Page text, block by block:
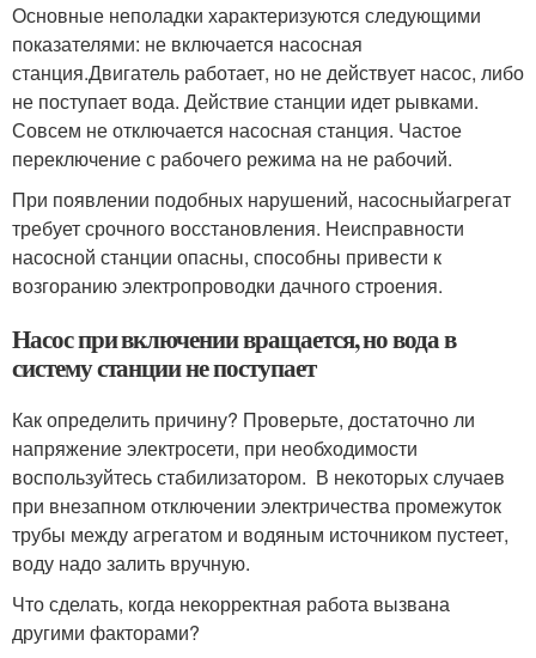
Основные неполадки характеризуются следующими
показателями: не включается насосная
станция.Двигатель работает, но не действует насос, либо
не поступает вода. Действие станции идет рывками.
Совсем не отключается насосная станция. Частое
переключение с рабочего режима на не рабочий.
При появлении подобных нарушений, насосныйагрегат
требует срочного восстановления. Неисправности
насосной станции опасны, способны привести к
возгоранию электропроводки дачного строения.
Насос при включении вращается, но вода в
систему станции не поступает
Как определить причину? Проверьте, достаточно ли
напряжение электросети, при необходимости
воспользуйтесь стабилизатором. В некоторых случаев
при внезапном отключении электричества промежуток
трубы между агрегатом и водяным источником пустеет,
воду надо залить вручную.
Что сделать, когда некорректная работа вызвана
другими факторами?